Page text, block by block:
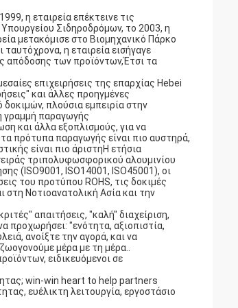
η εταιρεία επέκτεινε τις
Υπουργείου Σιδηροδρόμων, το 2003, η
μετακόμισε στο Βιομηχανικό Πάρκο
η εταιρεία εισήγαγε
απόδοσης των προϊόντων,Έτσι τα
επιχειρήσεις της επαρχίας Hebei
και άλλες προηγμένες
δοκιμών, πλούσια εμπειρία στην
γραμμή παραγωγής
και άλλα εξοπλισμούς, για να
πρότυπα παραγωγής είναι πιο αυστηρά,
είναι πιο άριστηΗ ετήσια
τριπολυφωσφορικού αλουμινίου
(ISO9001, ISO14001, ISO45001), οι
του προτύπου ROHS, τις δοκιμές
στη Νοτιοανατολική Ασία και την
απαιτήσεις, "καλή" διαχείριση,
προχωρήσει: "ενότητα, αξιοπιστία,
ανοίξτε την αγορά, και να
μέρα με τη μέρα..
ειδικευόμενοι σε
win-win heart to help partners
ευέλικτη λειτουργία, εργοστάσιο